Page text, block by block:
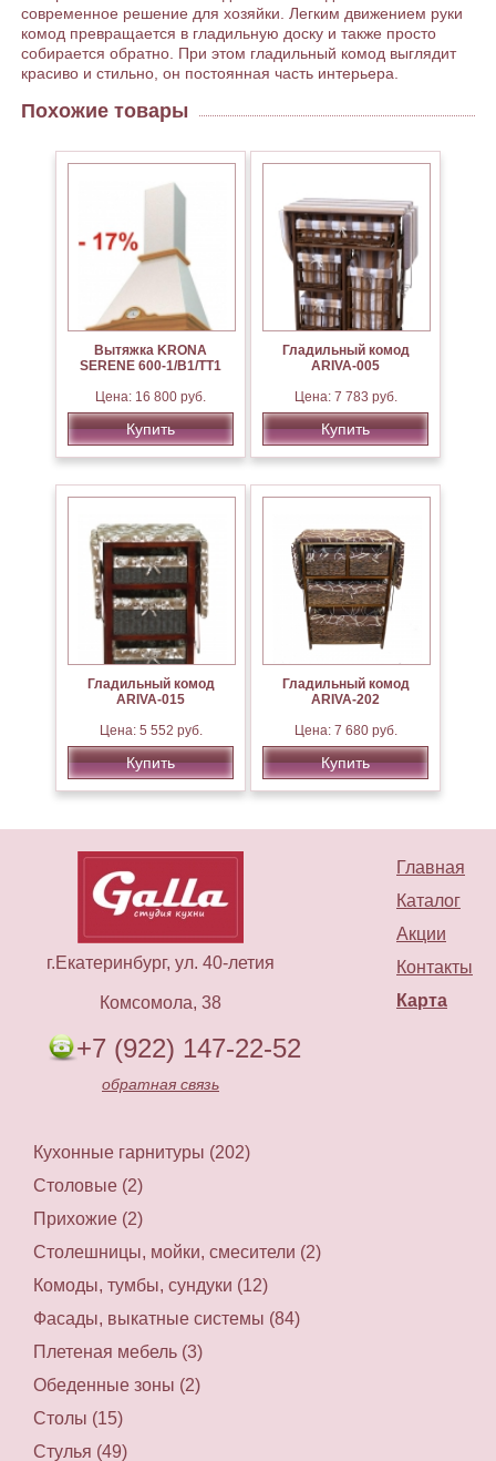
современное решение для хозяйки. Легким движением руки
комод превращается в гладильную доску и также просто
собирается обратно. При этом гладильный комод выглядит
красиво и стильно, он постоянная часть интерьера.
Похожие товары
Вытяжка KRONA
SERENE 600-1/B1/TT1
Цена: 16 800 руб.
Купить
Гладильный комод
ARIVA-005
Цена: 7 783 руб.
Купить
Гладильный комод
ARIVA-015
Цена: 5 552 руб.
Купить
Гладильный комод
ARIVA-202
Цена: 7 680 руб.
Купить
Главная
Каталог
Акции
Контакты
Карта
г.Екатеринбург, ул. 40-летия
Комсомола, 38
+7 (922) 147-22-52
обратная связь
Кухонные гарнитуры (202)
Столовые (2)
Прихожие (2)
Столешницы, мойки, смесители (2)
Комоды, тумбы, сундуки (12)
Фасады, выкатные системы (84)
Плетеная мебель (3)
Обеденные зоны (2)
Столы (15)
Стулья (49)